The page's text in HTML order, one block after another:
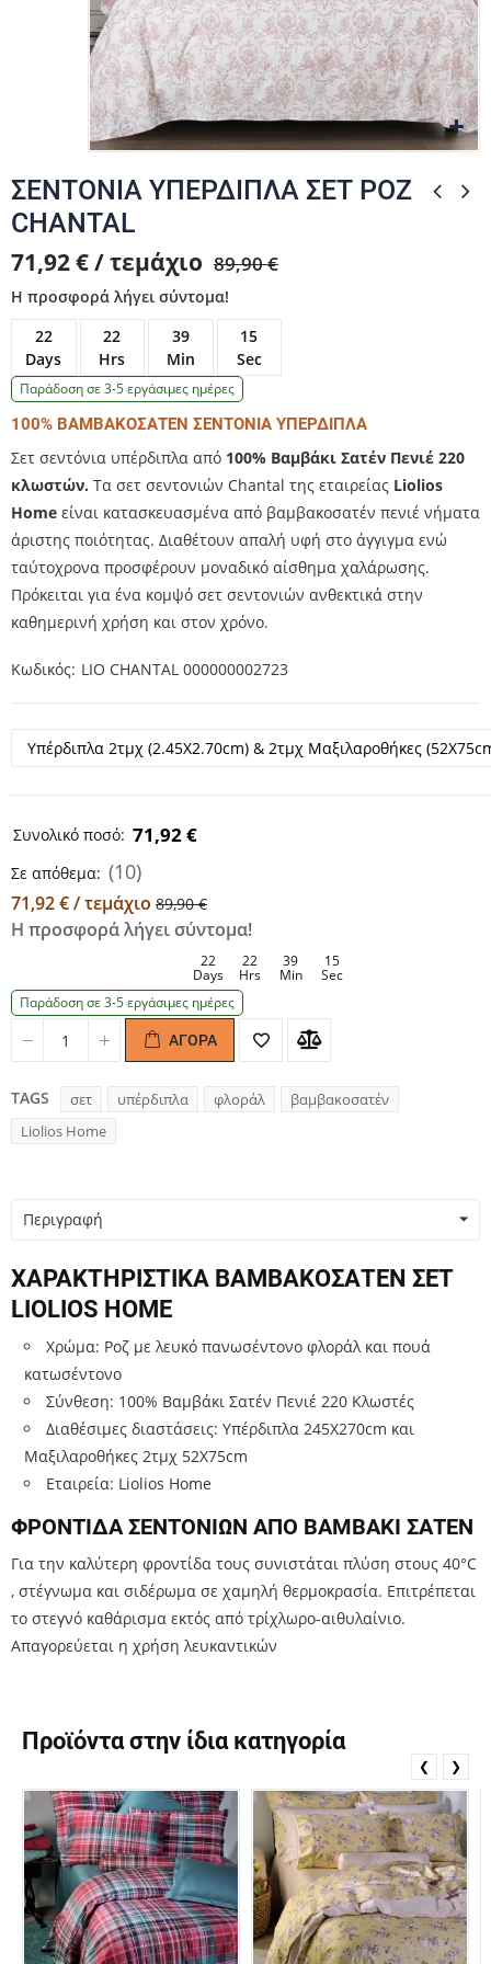
ΣΕΝΤΟΝΙΑ ΥΠΕΡΔΙΠΛΑ ΣΕΤ ΡΟΖ
CHANTAL
71,92 € / τεμάχιο 89,90 €
Η προσφορά λήγει σύντομα!
22
Days
22
Hrs
39
Min
15
Sec
Παράδοση σε 3-5 εργάσιμες ημέρες
100% ΒΑΜΒΑΚΟΣΑΤΕΝ ΣΕΝΤΟΝΙΑ ΥΠΕΡΔΙΠΛΑ
Σετ σεντόνια υπέρδιπλα από 100% Βαμβάκι Σατέν Πενιέ 220
κλωστών. Τα σετ σεντονιών Chantal της εταιρείας Liolios
Home είναι κατασκευασμένα από βαμβακοσατέν πενιέ νήματα
άριστης ποιότητας. Διαθέτουν απαλή υφή στο άγγιγμα ενώ
ταύτοχρονα προσφέρουν μοναδικό αίσθημα χαλάρωσης.
Πρόκειται για ένα κομψό σετ σεντονιών ανθεκτικά στην
καθημερινή χρήση και στον χρόνο.
Κωδικός LIO CHANTAL 000000002723
Συνολικό ποσό: 71,92 €
Σε απόθεμα: (10)
71,92 € / τεμάχιο 89,90 €
Η προσφορά λήγει σύντομα!
22
Days
22
Hrs
39
Min
15
Sec
Παράδοση σε 3-5 εργάσιμες ημέρες
Quantity
Quantity ΑΓΟΡΆ
TAGS σετ υπέρδιπλα φλοράλ
βαμβακοσατέν
Liolios Home
Περιγραφή
ΧΑΡΑΚΤΗΡΙΣΤΙΚΑ ΒΑΜΒΑΚΟΣΑΤΕΝ ΣΕΤ
LIOLIOS HOME
Χρώμα: Ροζ με λευκό πανωσέντονο φλοράλ και πουά
κατωσέντονο
Σύνθεση: 100% Βαμβάκι Σατέν Πενιέ 220 Κλωστές
Διαθέσιμες διαστάσεις: Υπέρδιπλα 245Χ270cm και
Μαξιλαροθήκες 2τμχ 52Χ75cm
Εταιρεία: Liolios Home
ΦΡΟΝΤΙΔΑ ΣΕΝΤΟΝΙΩΝ ΑΠΟ ΒΑΜΒΑΚΙ ΣΑΤΕΝ
Για την καλύτερη φροντίδα τους συνιστάται πλύση στους 40°C
, στέγνωμα και σιδέρωμα σε χαμηλή θερμοκρασία. Επιτρέπεται
το στεγνό καθάρισμα εκτός από τρίχλωρο-αιθυλαίνιο.
Απαγορεύεται η χρήση λευκαντικών
Προϊόντα στην ίδια κατηγορία
❮ ❯